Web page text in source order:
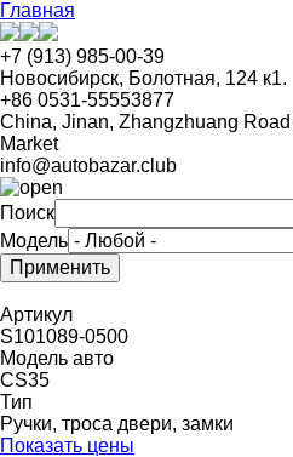
Перейти
к
основному
содержанию
Главная
+7 (913) 985-00-39
Новосибирск, Болотная, 124 к1.
+86 0531-55553877
China, Jinan, Zhangzhuang
Market
info@autobazar.club
Поиск
Модель
Артикул
S101089-0500
Модель авто
CS35
Тип
Ручки, троса двери, замки
Показать цены